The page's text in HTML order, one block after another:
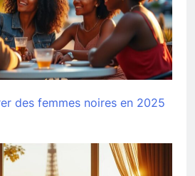
des femmes noires en 2025